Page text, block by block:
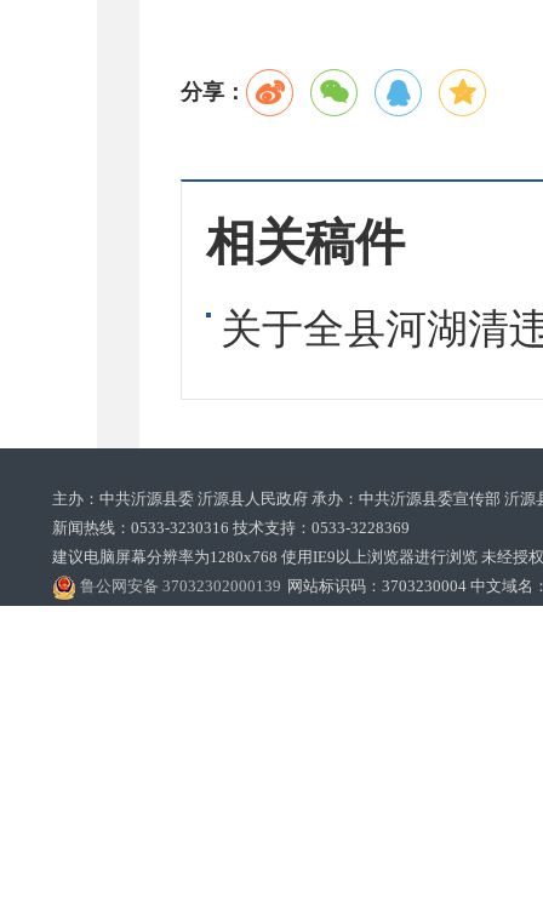
分享：
相关稿件
关于全县河湖清
主办：中共沂源县委 沂源县人民政府 承办：中共沂源县委宣传部 沂
新闻热线：0533-3230316 技术支持：0533-3228369‌‌
建议电脑屏幕分辨率为1280x768 使用IE9以上浏览器进行浏览 未经授
鲁公网安备 37032302000139 网站标识码：3703230004 中文域名